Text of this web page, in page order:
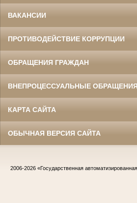
ВАКАНСИИ
ПРОТИВОДЕЙСТВИЕ КОРРУПЦИИ
ОБРАЩЕНИЯ ГРАЖДАН
ВНЕПРОЦЕССУАЛЬНЫЕ ОБРАЩЕНИЯ
КАРТА САЙТА
ОБЫЧНАЯ ВЕРСИЯ САЙТА
2006-2026 «Государственная